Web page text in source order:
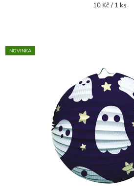
Měrná
10 Kč / 1 ks
NOVINKA